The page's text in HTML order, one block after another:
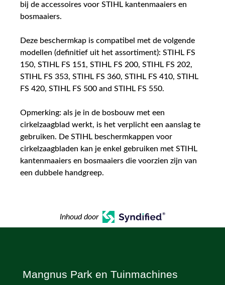
bij de accessoires voor STIHL kantenmaaiers en
bosmaaiers.
Deze beschermkap is compatibel met de volgende
modellen (definitief uit het assortiment): STIHL FS
150, STIHL FS 151, STIHL FS 200, STIHL FS 202,
STIHL FS 353, STIHL FS 360, STIHL FS 410, STIHL
FS 420, STIHL FS 500 and STIHL FS 550.
Opmerking: als je in de bosbouw met een
cirkelzaagblad werkt, is het verplicht een aanslag te
gebruiken. De STIHL beschermkappen voor
cirkelzaagbladen kan je enkel gebruiken met STIHL
kantenmaaiers en bosmaaiers die voorzien zijn van
een dubbele handgreep.
Inhoud door
Mangnus Park en Tuinmachines